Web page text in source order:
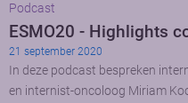
Podcast
ESMO20 - Highlights
21 september 2020
In deze podcast bespreken
en internist-oncoloog Miriam